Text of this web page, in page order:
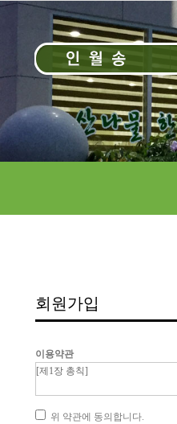
회원가입
이용약관
위 약관에 동의합니다.